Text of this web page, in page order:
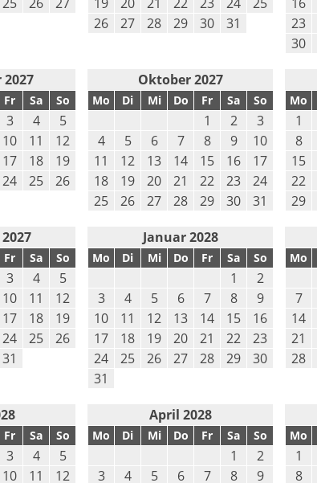
26
27 28 29 30 31
23
30
Fr Sa So
3 4
5
10
11
12
17
18
19
24
25 26
Oktober 2027
Mo Di Mi Do Fr Sa So
1 2
3
4
5 6 7 8 9
10
11
12 13 14 15 16
17
18
19 20 21 22 23
24
25
26 27 28 29 30 31
Mo
1
8
15
22
29
Fr Sa So
3 4
5
10
11
12
17
18
19
24
25
26
31
Januar 2028
Mo Di Mi Do Fr Sa So
1
2
3
4 5 6 7 8
9
10
11 12 13 14 15
16
17
18 19 20 21 22
23
24
25 26 27 28 29
30
31
Mo
7
14
21
28
Fr Sa So
3 4
5
10
11 12
April 2028
Mo Di Mi Do Fr Sa So
1
2
3
4 5 6 7 8 9
Mo
1
8